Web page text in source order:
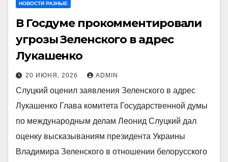
НОВОСТИ РАЗНЫЕ
В Госдуме прокомментировали
угрозы Зеленского в адрес
Лукашенко
20 ИЮНЯ, 2026 ADMIN
Слуцкий оценил заявления Зеленского в адрес
Лукашенко Глава комитета Государственной думы
по международным делам Леонид Слуцкий дал
оценку высказываниям президента Украины
Владимира Зеленского в отношении белорусского